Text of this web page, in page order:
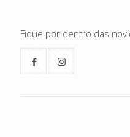
Fique por dentro das